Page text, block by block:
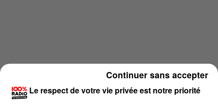
Le respect de votre vie privée est notre priorité
Continuer sans accepter